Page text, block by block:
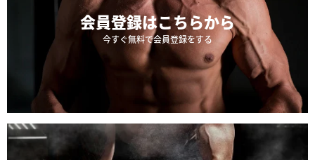
会員登録はこちらから
今すぐ無料で会員登録をする